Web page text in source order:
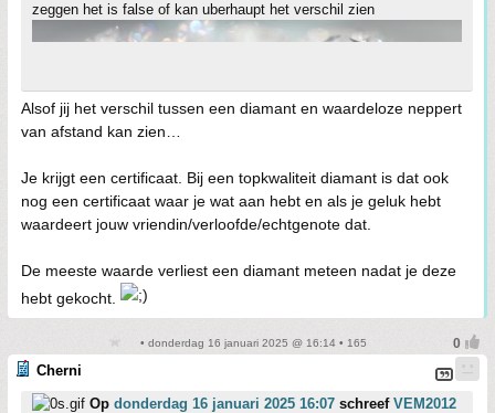
zeggen het is false of kan uberhaupt het verschil zien
Alsof jij het verschil tussen een diamant en waardeloze neppert
van afstand kan zien…
Je krijgt een certificaat. Bij een topkwaliteit diamant is dat ook
nog een certificaat waar je wat aan hebt en als je geluk hebt
waardeert jouw vriendin/verloofde/echtgenote dat.
De meeste waarde verliest een diamant meteen nadat je deze
hebt gekocht.
• donderdag 16 januari 2025 @ 16:14 • 165
Cherni
Op donderdag 16 januari 2025 16:07 schreef VEM2012